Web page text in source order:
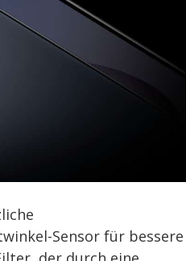
Sensor für bessere